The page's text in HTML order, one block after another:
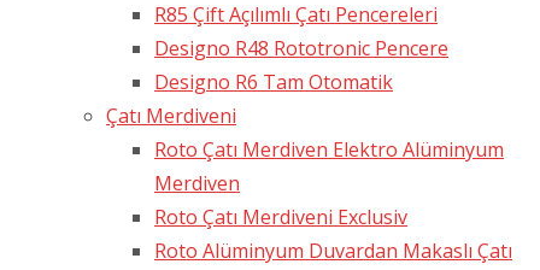
R85 Çift Açılımlı Çatı Pencereleri
Designo R48 Rototronic Pencere
Designo R6 Tam Otomatik
Çatı Merdiveni
Roto Çatı Merdiven Elektro Alüminyum
Merdiven
Roto Çatı Merdiveni Exclusiv
Roto Alüminyum Duvardan Makaslı Çatı